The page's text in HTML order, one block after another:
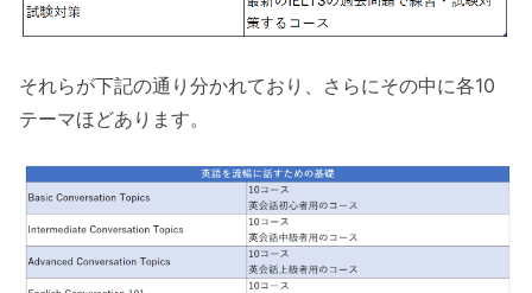
それらが下記の通り分かれており、さらにその中に各10
テーマほどあります。